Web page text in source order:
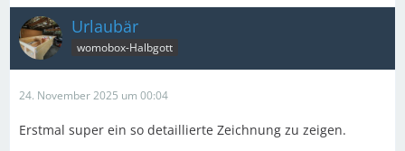
Urlaubär
womobox-Halbgott
24. November 2025 um 00:04
Erstmal super ein so detaillierte Zeichnung zu zeigen.